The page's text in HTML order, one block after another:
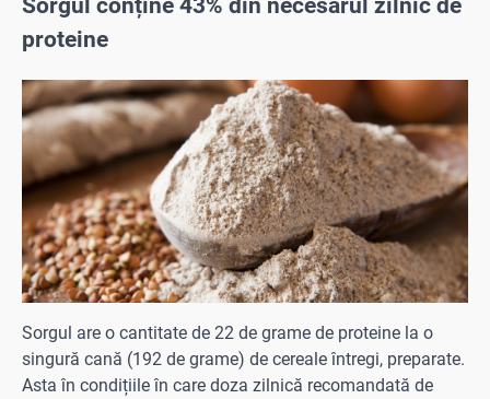
Sorgul conține 43% din necesarul zilnic de
proteine
Sorgul are o cantitate de 22 de grame de proteine la o
singură cană (192 de grame) de cereale întregi, preparate.
Asta în condițiile în care doza zilnică recomandată de